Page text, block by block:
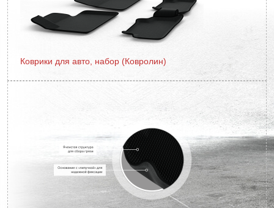
Коврики для авто, набор (Ковролин)